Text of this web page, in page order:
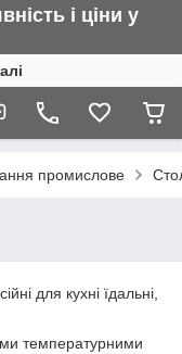
і ціни у
промислове
для кухні їдальні,
температурними